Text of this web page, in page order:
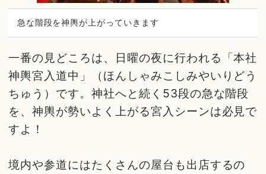
急な階段を神輿が上がっていきます
一番の見どころは、日曜の夜に行われる「本社
神輿宮入道中」（ほんしゃみこしみやいりどう
ちゅう）です。神社へと続く53段の急な階段
を、神輿が勢いよく上がる宮入シーンは必見で
すよ！
境内や参道にはたくさんの屋台も出店するの